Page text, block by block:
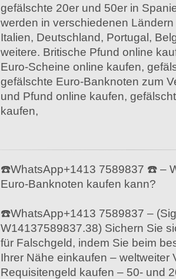
gefälschte 20er und 50er in
werden in verschiedenen
Italien, Deutschland, Portugal,
weitere. Britische Pfund online
Euro-Scheine online kaufen,
gefälschte Euro-Banknoten zum
und Pfund online kaufen,
kaufen,
☎️WhatsApp+1413 7589837 ☎️ –
Euro-Banknoten kaufen kann?
☎️WhatsApp+1413 7589837 –
W14137589837.38) Sichern Sie
für Falschgeld, indem Sie beim
Ihrer Nähe einkaufen – weltweiter
Requisitengeld kaufen – 50- und